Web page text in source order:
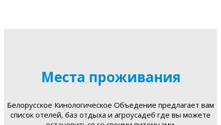
Места проживания
Белорусское Кинологическое Объедение предлагает вам
список отелей, баз отдыха и агроусадеб где вы можете